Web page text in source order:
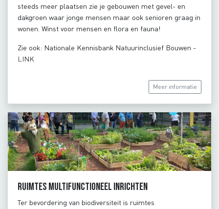
steeds meer plaatsen zie je gebouwen met gevel- en
dakgroen waar jonge mensen maar ook senioren graag in
wonen. Winst voor mensen en flora en fauna!
Zie ook: Nationale Kennisbank Natuurinclusief Bouwen -
LINK
Meer informatie
Ruimtes multifunctioneel inrichten
Ter bevordering van biodiversiteit is ruimtes